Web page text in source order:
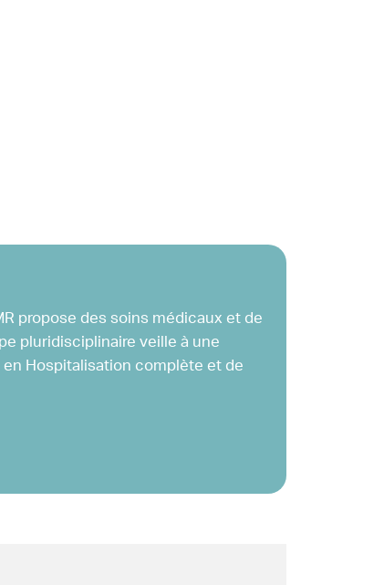
propose des soins médicaux et de
pluridisciplinaire veille à une
Hospitalisation complète et de